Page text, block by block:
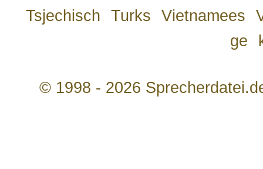
Tsjechisch
Turks Vietnamees
ge
© 1998 - 2026